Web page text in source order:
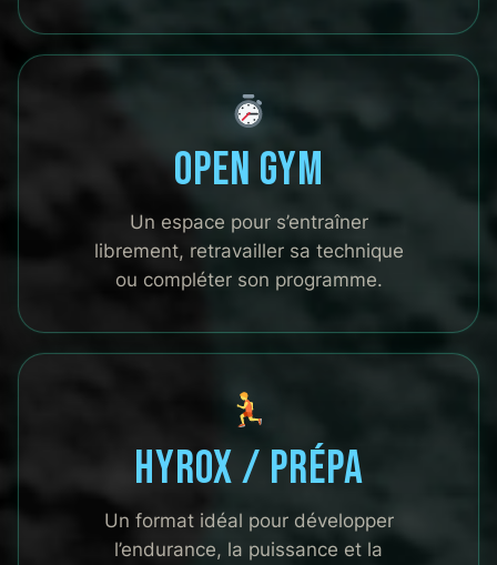
Open Gym
Un espace pour s’entraîner
librement, retravailler sa technique
ou compléter son programme.
Hyrox / Prépa
Un format idéal pour développer
l’endurance, la puissance et la